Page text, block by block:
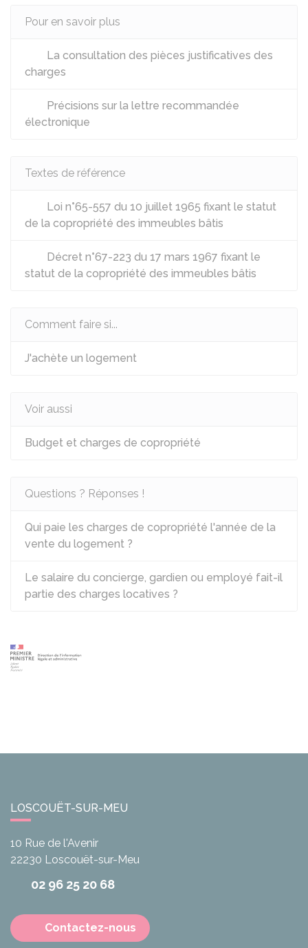
Pour en savoir plus
La consultation des pièces justificatives des
charges
Précisions sur la lettre recommandée
électronique
Textes de référence
Loi n°65-557 du 10 juillet 1965 fixant le statut
de la copropriété des immeubles bâtis
Décret n°67-223 du 17 mars 1967 fixant le
statut de la copropriété des immeubles bâtis
Comment faire si...
J'achète un logement
Voir aussi
Budget et charges de copropriété
Questions ? Réponses !
Qui paie les charges de copropriété l'année de la
vente du logement ?
Le salaire du concierge, gardien ou employé fait-il
partie des charges locatives ?
LOSCOUËT-SUR-MEU
10 Rue de l'Avenir
22230 Loscouët-sur-Meu
02 96 25 20 68
Contactez-nous